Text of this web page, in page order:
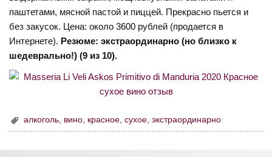
паштетами, мясной пастой и пиццей. Прекрасно пьется и
без закусок. Цена: около 3600 рублей (продается в
Интернете). Резюме: экстраординарно (но близко к
шедеврально!) (9 из 10).
алкоголь, вино, красное,сухое,экстраординарно